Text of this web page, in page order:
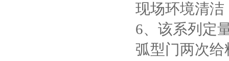
现场环境清洁
6、该系列定
弧型门两次